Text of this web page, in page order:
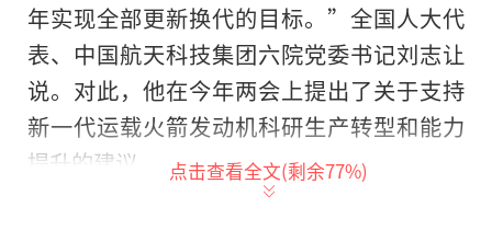
年实现全部更新换代的目标。”全国人大代
表、中国航天科技集团六院党委书记刘志让
说。对此，他在今年两会上提出了关于支持
新一代运载火箭发动机科研生产转型和能力
提升的建议。
点击查看全文(剩余77%)